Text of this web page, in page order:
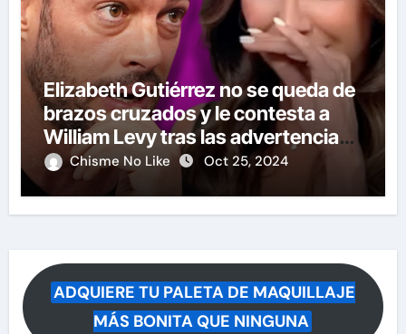
Elizabeth Gutiérrez no se queda de
brazos cruzados y le contesta a
William Levy tras las advertencias
de demandas
Chisme No Like Oct 25, 2024
ADQUIERE TU PALETA DE MAQUILLAJE
MÁS BONITA QUE NINGUNA